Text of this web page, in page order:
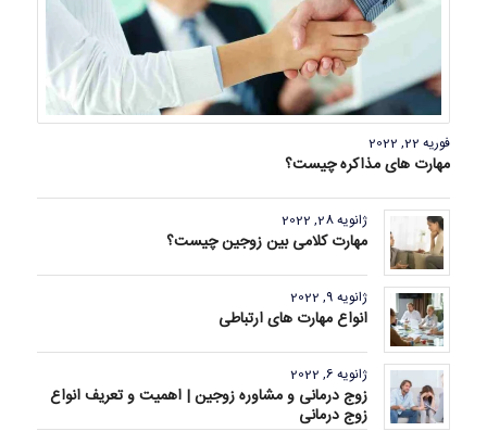
فوریه 22, 2022
مهارت های مذاکره چیست؟
ژانویه 28, 2022
مهارت کلامی بین زوجین چیست؟
ژانویه 9, 2022
انواع مهارت های ارتباطی
ژانویه 6, 2022
زوج درمانی و مشاوره زوجین | اهمیت و تعریف انواع
زوج درمانی